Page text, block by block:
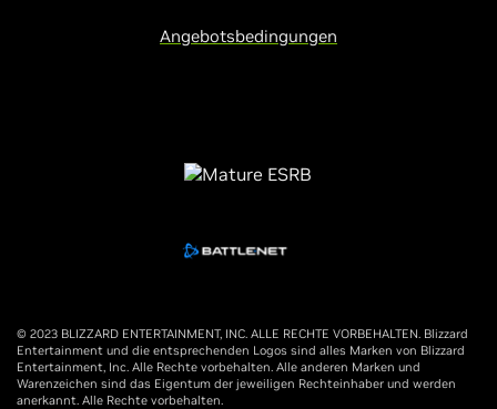
Angebotsbedingungen
© 2023 BLIZZARD ENTERTAINMENT, INC. ALLE RECHTE VORBEHALTEN. Blizzard
Entertainment und die entsprechenden Logos sind alles Marken von Blizzard
Entertainment, Inc. Alle Rechte vorbehalten. Alle anderen Marken und
Warenzeichen sind das Eigentum der jeweiligen Rechteinhaber und werden
anerkannt. Alle Rechte vorbehalten.